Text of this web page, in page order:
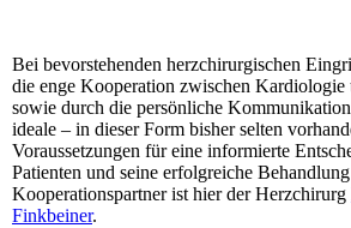
Bei bevorstehenden herzchirurgischen
die enge Kooperation zwischen
sowie durch die persönliche
ideale – in dieser Form bisher selten
Voraussetzungen für eine informierte
Patienten und seine erfolgreiche
Kooperationspartner ist hier der Herzchirurg
Finkbeiner.